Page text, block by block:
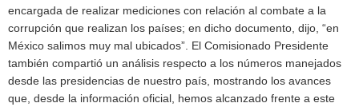
encargada de realizar mediciones con relación al combate a la
corrupción que realizan los países; en dicho documento, dijo, “en
México salimos muy mal ubicados”. El Comisionado Presidente
también compartió un análisis respecto a los números manejados
desde las presidencias de nuestro país, mostrando los avances
que, desde la información oficial, hemos alcanzado frente a este